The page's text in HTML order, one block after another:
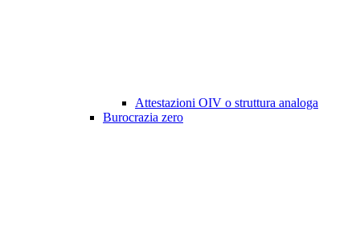
Attestazioni OIV o struttura analoga
Burocrazia zero